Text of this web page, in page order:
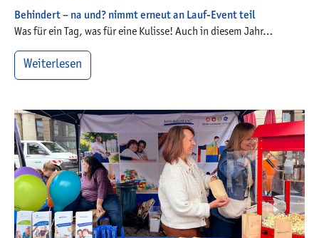
Behindert – na und? nimmt erneut an Lauf-Event teil
Was für ein Tag, was für eine Kulisse! Auch in diesem Jahr…
Weiterlesen